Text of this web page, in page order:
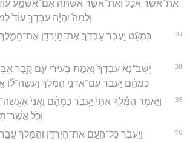
אֶת־אֲשֶׁ֤ר אֹכַל֙ וְאֶת־אֲשֶׁ֣ר אֶשְׁתֶּ֔ה אִם־אֶשְׁמַ֣ע
וְלָמָּה֩ יִֽהְיֶ֨ה עַבְדְּךָ֥ עוֹד֙
37
כִּמְעַ֞ט יַעֲבֹ֧ר עַבְדְּךָ֛ אֶת־הַיַּרְדֵּ֖ן אֶת־הַמֶּ֑לֶךְ
38
יָֽשָׁב־נָ֤א עַבְדְּךָ֙ וְאָמֻ֣ת בְּעִירִ֔י עִ֛ם קֶ֥בֶר
כִמְהָ֗ם יַֽעֲבֹר֙ עִם־אֲדֹנִ֣י הַמֶּ֔לֶךְ וַעֲשֵׂה־ל֕וֹ
39
וַיֹּ֣אמֶר הַמֶּ֗לֶךְ אִתִּי֙ יַעֲבֹ֣ר כִּמְהָ֔ם וַאֲנִי֙
וְכֹ֛ל
40
וַיַּעֲבֹ֧ר כָּל־הָעָ֛ם אֶת־הַיַּרְדֵּ֖ן וְהַמֶּ֣לֶךְ